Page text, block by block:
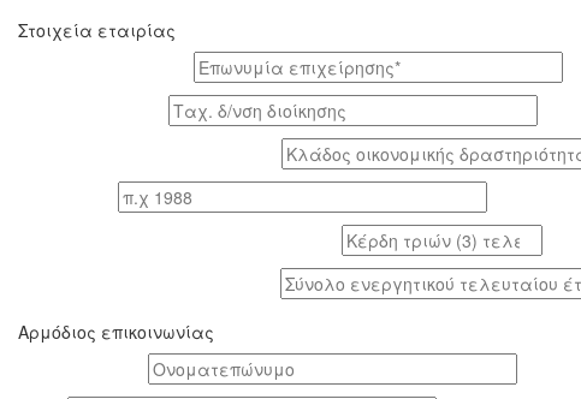
Στοιχεία εταιρίας
Αρμόδιος επικοινωνίας